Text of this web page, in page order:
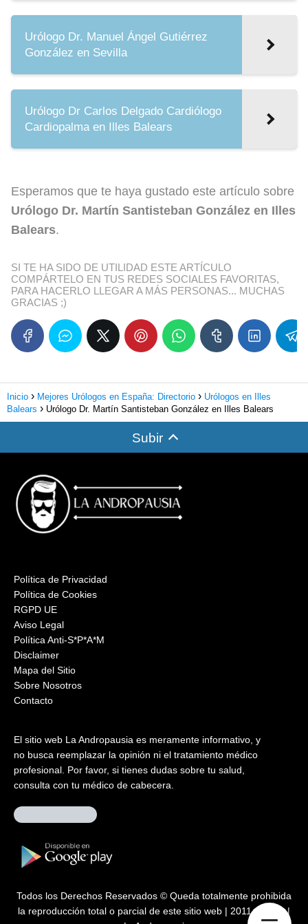
Urólogo Dr. Manuel Ángel Gutiérrez
González en Sevilla
Urólogo Dr Carlos Delgado Cardiólogo
Cardiopalma en Illes Balears
Esperamos que te haya gustado este artículo sobre
Urólogo Dr. Martín Santisteban González en Illes
Balears.
SI TE HA SIDO DE UTILIDAD ESTE ARTÍCULO
COMPÁRTELO EN TUS REDES SOCIALES FAVORITAS,
PARA HACERLO LLEGAR A MÁS PERSONAS... MUCHAS
GRACIAS ;)
Inicio Mejores Urólogos en España: Directorio
Urólogos en Illes
Balears
Urólogo Dr. Martín Santisteban González en Illes Balears
Subir
Política de Privacidad
Política de Cookies
RGPD UE
Aviso Legal
Política Anti-S*P*A*M
Disclaimer
Mapa del Sitio
Sobre Nosotros
Contacto
El sitio web La Andropausia es meramente informativo, y
no busca reemplazar la opinión ni el tratamiento médico
profesional. Por favor, si tienes dudas sobre tu salud,
consulta con tu médico de cabecera.
Todos los Derechos Reservados © Queda totalmente prohibida
la reproducción total o parcial de este sitio web | 2011 – 2026 |